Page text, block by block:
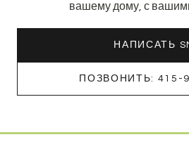
вашему дому, с
НАПИСАТЬ
ПОЗВОНИТЬ: 415-